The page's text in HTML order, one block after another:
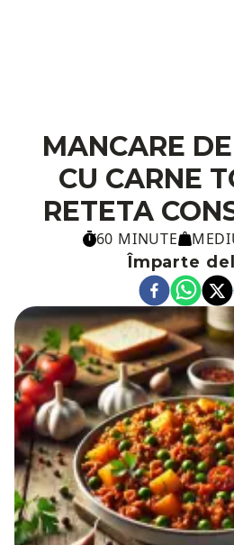
MANCARE
CU CARNE
RETETA
60 MINUTE
Împarte